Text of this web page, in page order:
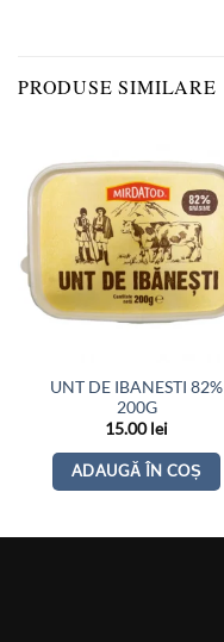
PRODUSE SIMILARE
UNT DE IBANESTI 82%
200G
15.00lei
ADAUGĂ ÎN COȘ